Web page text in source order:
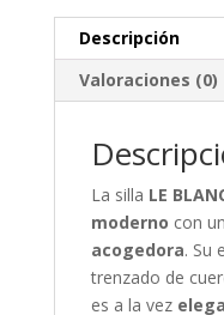
Descripción
Valoraciones (0)
La silla LE
moderno con
acogedora. Su
trenzado de
es a la vez